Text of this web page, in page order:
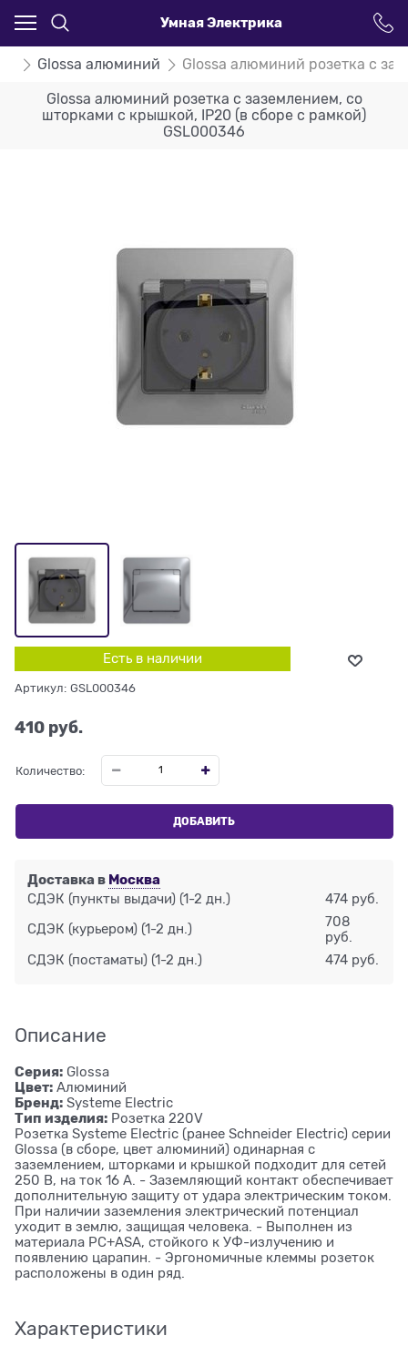
Умная Электрика
Glossa алюминий Glossa алюминий розетка с
Glossa алюминий розетка с заземлением, со
шторками с крышкой, IP20 (в сборе с рамкой)
GSL000346
Есть в наличии
Артикул: GSL000346
410 руб.
Количество:
ДОБАВИТЬ
Доставка в Москва
СДЭК (пункты выдачи) (1-2 дн.) 474 руб.
СДЭК (курьером) (1-2 дн.)
708
руб.
СДЭК (постаматы) (1-2 дн.) 474 руб.
Описание
Серия: Glossa
Цвет: Алюминий
Бренд: Systeme Electric
Тип изделия: Розетка 220V
Розетка Systeme Electric (ранее Schneider Electric) серии
Glossa (в сборе, цвет алюминий) одинарная с
заземлением, шторками и крышкой подходит для сетей
250 В, на ток 16 А. - Заземляющий контакт обеспечивает
дополнительную защиту от удара электрическим током.
При наличии заземления электрический потенциал
уходит в землю, защищая человека. - Выполнен из
материала PС+ASA, стойкого к УФ-излучению и
появлению царапин. - Эргономичные клеммы розеток
расположены в один ряд.
Характеристики